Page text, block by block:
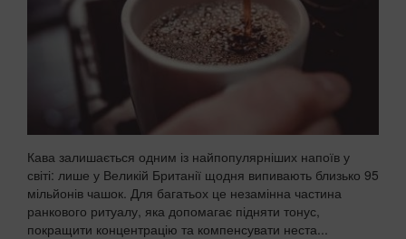
Кава залишається одним із найпопулярніших напоїв у
світі: лише у Великій Британії щодня випивають близько 95
мільйонів чашок. Для багатьох це незамінна частина
ранкового ритуалу, яка допомагає підняти тонус,
покращити концентрацію та компенсувати неста...